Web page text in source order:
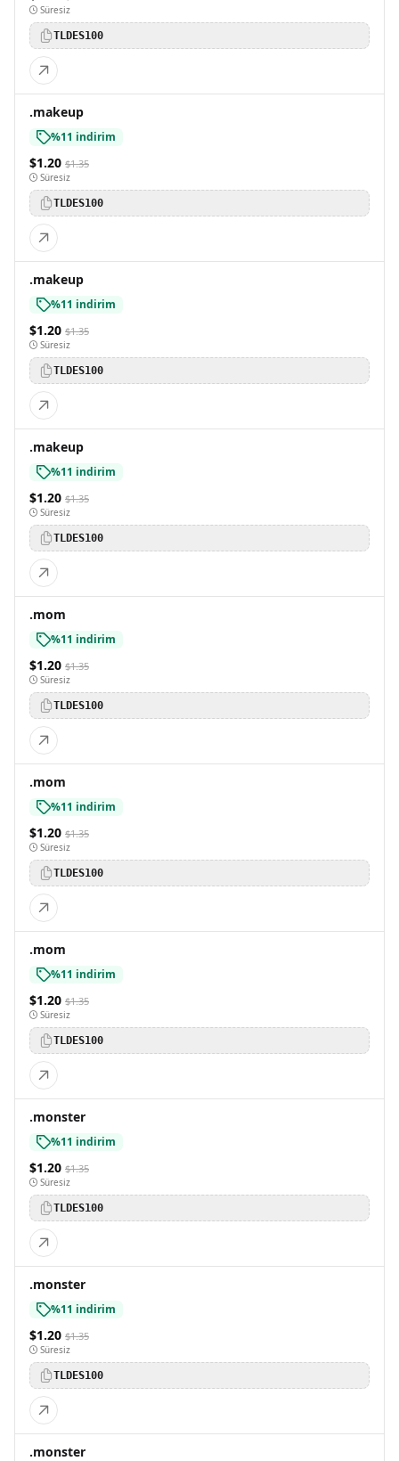
Süresiz
TLDES100
.makeup
%11 indirim
$1.20 $1.35
Süresiz
TLDES100
.makeup
%11 indirim
$1.20 $1.35
Süresiz
TLDES100
.makeup
%11 indirim
$1.20 $1.35
Süresiz
TLDES100
.mom
%11 indirim
$1.20 $1.35
Süresiz
TLDES100
.mom
%11 indirim
$1.20 $1.35
Süresiz
TLDES100
.mom
%11 indirim
$1.20 $1.35
Süresiz
TLDES100
.monster
%11 indirim
$1.20 $1.35
Süresiz
TLDES100
.monster
%11 indirim
$1.20 $1.35
Süresiz
TLDES100
.monster